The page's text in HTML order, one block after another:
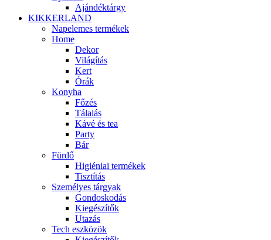
Ajándéktárgy
KIKKERLAND
Napelemes termékek
Home
Dekor
Világítás
Kert
Órák
Konyha
Főzés
Tálalás
Kávé és tea
Party
Bár
Fürdő
Higiéniai termékek
Tisztítás
Személyes tárgyak
Gondoskodás
Kiegészítők
Utazás
Tech eszközök